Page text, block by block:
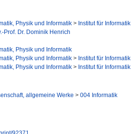
Physik und Informatik > Institut für Informatik
Prof. Dr. Dominik Henrich
Physik und Informatik
Physik und Informatik > Institut für Informatik
Physik und Informatik > Institut für Informatik
allgemeine Werke > 004 Informatik